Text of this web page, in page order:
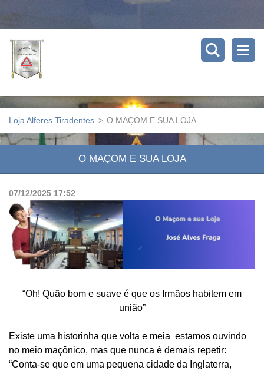
Loja Alferes Tiradentes > O MAÇOM E SUA LOJA
O MAÇOM E SUA LOJA
07/12/2025 17:52
“Oh! Quão bom e suave é que os Irmãos habitem em
união”
Existe uma historinha que volta e meia estamos ouvindo
no meio maçônico, mas que nunca é demais repetir:
“Conta-se que em uma pequena cidade da Inglaterra,